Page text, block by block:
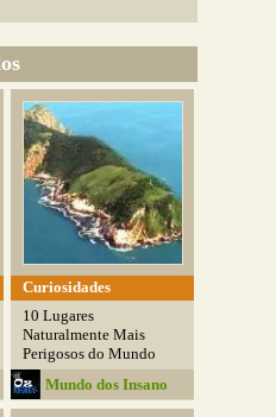
Curiosidades
10 Lugares
Naturalmente Mais
Perigosos do Mundo
Mundo dos Insano